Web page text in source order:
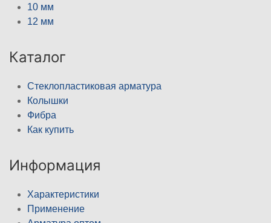
10 мм
12 мм
Каталог
Стеклопластиковая арматура
Колышки
Фибра
Как купить
Информация
Характеристики
Применение